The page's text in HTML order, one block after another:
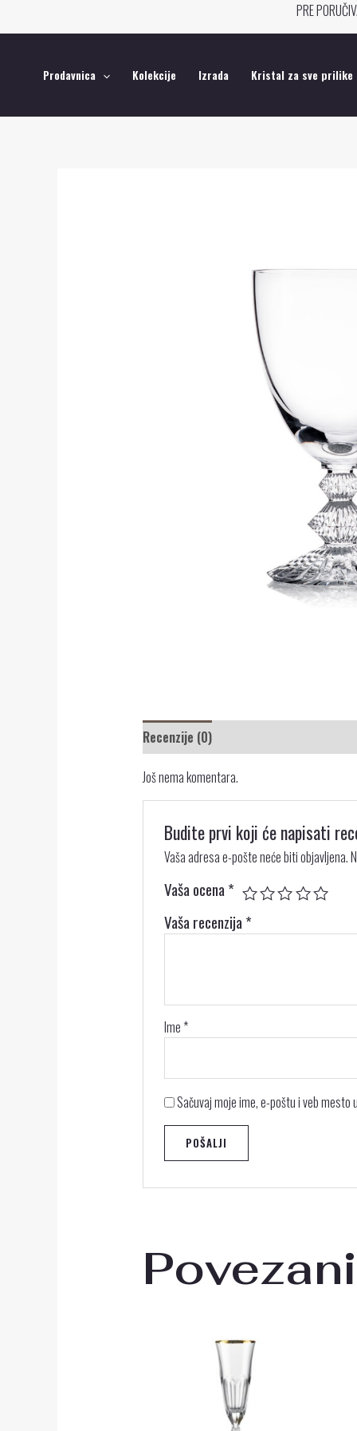
na
PRE
Prodavnica Kolekcije Izrada Kristal za sve prilike
Recenzije (0)
Još nema komentara.
Budite prvi koji će napisati
Vaša adresa e-pošte neće biti objavljena.
Vaša ocena*
Vaša recenzija*
Ime *
Sačuvaj moje ime, e-poštu i veb